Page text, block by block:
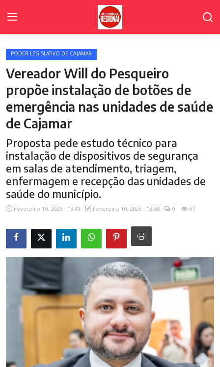
Home Page
Poder Legislativo de Cajamar
Cidades
Fale Conosco
Polícia
Política
Galeria de Fotos
PODER LEGISLATIVO DE CAJAMAR
Vereador Will do Pesqueiro
propõe instalação de botões de
emergência nas unidades de saúde
de Cajamar
Proposta pede estudo técnico para
instalação de dispositivos de segurança
em salas de atendimento, triagem,
enfermagem e recepção das unidades de
saúde do município.
Fevereiro 10, 2026 - 13:41 Fevereiro 10, 2026 - 13:58 0 67